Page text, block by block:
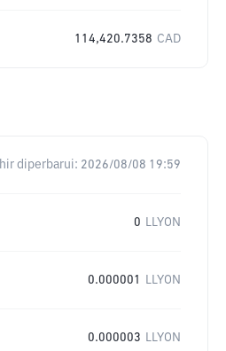
114,420.7358 CAD
diperbarui: 2026/08/08 19:59
0 LLYON
0.000001 LLYON
0.000003 LLYON